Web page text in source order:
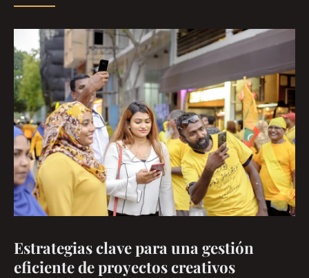
Estrategias clave para una gestión
eficiente de proyectos creativos